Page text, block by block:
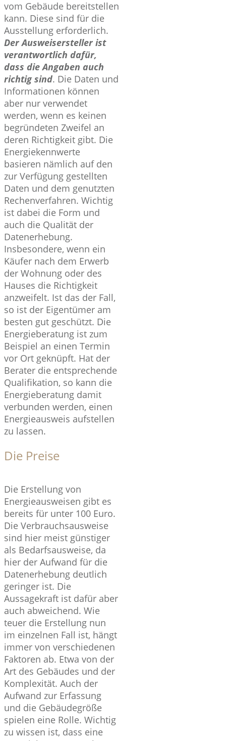
vom Gebäude bereitstellen
kann. Diese sind für die
Ausstellung erforderlich.
Der Ausweisersteller ist
verantwortlich dafür,
dass die Angaben auch
richtig sind. Die Daten und
Informationen können
aber nur verwendet
werden, wenn es keinen
begründeten Zweifel an
deren Richtigkeit gibt. Die
Energiekennwerte
basieren nämlich auf den
zur Verfügung gestellten
Daten und dem genutzten
Rechenverfahren. Wichtig
ist dabei die Form und
auch die Qualität der
Datenerhebung.
Insbesondere, wenn ein
Käufer nach dem Erwerb
der Wohnung oder des
Hauses die Richtigkeit
anzweifelt. Ist das der Fall,
so ist der Eigentümer am
besten gut geschützt. Die
Energieberatung ist zum
Beispiel an einen Termin
vor Ort geknüpft. Hat der
Berater die entsprechende
Qualifikation, so kann die
Energieberatung damit
verbunden werden, einen
Energieausweis aufstellen
zu lassen.
Die Preise
Die Erstellung von
Energieausweisen gibt es
bereits für unter 100 Euro.
Die Verbrauchsausweise
sind hier meist günstiger
als Bedarfsausweise, da
hier der Aufwand für die
Datenerhebung deutlich
geringer ist. Die
Aussagekraft ist dafür aber
auch abweichend. Wie
teuer die Erstellung nun
im einzelnen Fall ist, hängt
immer von verschiedenen
Faktoren ab. Etwa von der
Art des Gebäudes und der
Komplexität. Auch der
Aufwand zur Erfassung
und die Gebäudegröße
spielen eine Rolle. Wichtig
zu wissen ist, dass eine